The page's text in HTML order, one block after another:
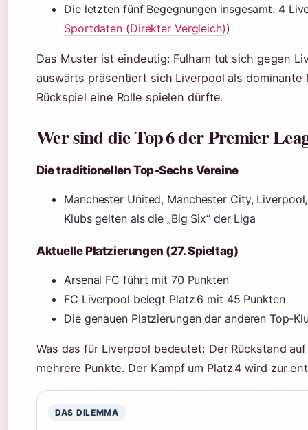
Die letzten fünf Begegnungen insgesamt: 4
Sportdaten (Direkter Vergleich))
Das Muster ist eindeutig: Fulham tut sich gegen
auswärts präsentiert sich Liverpool als dominante
Rückspiel eine Rolle spielen dürfte.
Wer sind die Top 6 der Premier
Die traditionellen Top‑Sechs Vereine
Manchester United, Manchester City,
Klubs gelten als die „Big Six“ der Liga
Aktuelle Platzierungen (27. Spieltag)
Arsenal FC führt mit 70 Punkten
FC Liverpool belegt Platz 6 mit 45 Punkten
Die genauen Platzierungen der anderen
Was das für Liverpool bedeutet: Der Rückstand
mehrere Punkte. Der Kampf um Platz 4 wird zur
DAS DILEMMA